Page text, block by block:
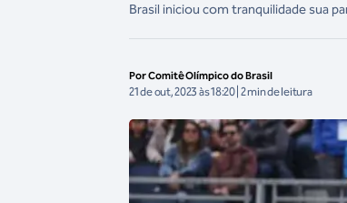
Brasil iniciou com tranquilidade sua
Por Comitê Olímpico do Brasil
21 de out, 2023 às 18:20 | 2 min de leitura